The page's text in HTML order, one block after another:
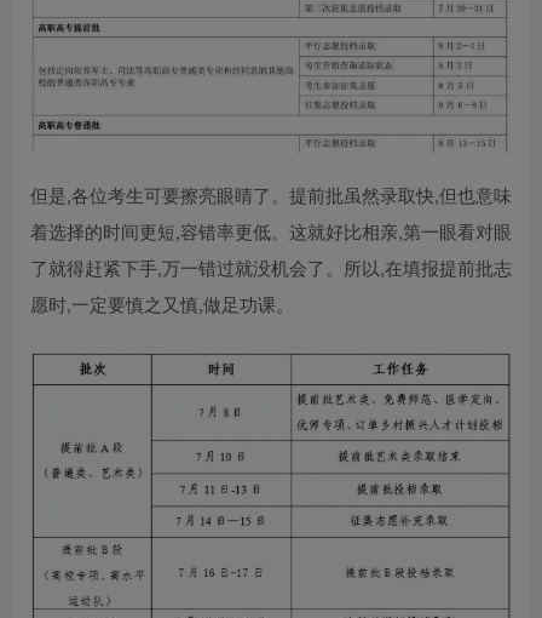
但是,各位考生可要擦亮眼睛了。提前批虽然录取快,但也意味
着选择的时间更短,容错率更低。这就好比相亲,第一眼看对眼
了就得赶紧下手,万一错过就没机会了。所以,在填报提前批志
愿时,一定要慎之又慎,做足功课。